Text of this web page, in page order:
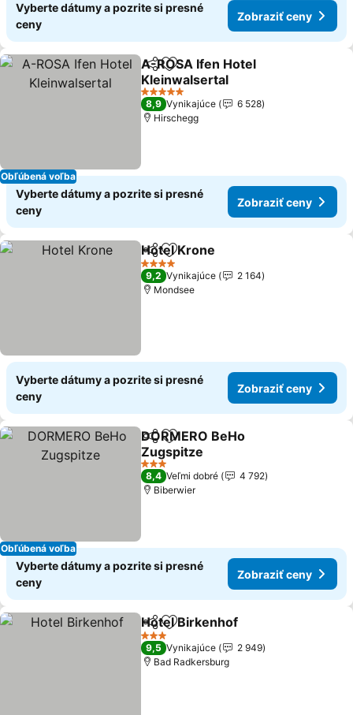
Vyberte dátumy a pozrite si presné
ceny
Zobraziť ceny
Obľúbená voľba
ZdieľaťPridať do obľúbených
A-ROSA Ifen Hotel
Kleinwalsertal
5 Počet hviezdičiek
8,9 Vynikajúce
6 528
Hirschegg
Vyberte dátumy a pozrite si presné
ceny
Zobraziť ceny
ZdieľaťPridať do obľúbených
Hotel Krone
4 Počet hviezdičiek
9,2 Vynikajúce
2 164
Mondsee
Vyberte dátumy a pozrite si presné
ceny
Zobraziť ceny
Obľúbená voľba
ZdieľaťPridať do obľúbených
DORMERO BeHo
Zugspitze
3 Počet hviezdičiek
8,4 Veľmi dobré
4 792
Biberwier
Vyberte dátumy a pozrite si presné
ceny
Zobraziť ceny
ZdieľaťPridať do obľúbených
Hotel Birkenhof
3 Počet hviezdičiek
9,5 Vynikajúce
2 949
Bad Radkersburg